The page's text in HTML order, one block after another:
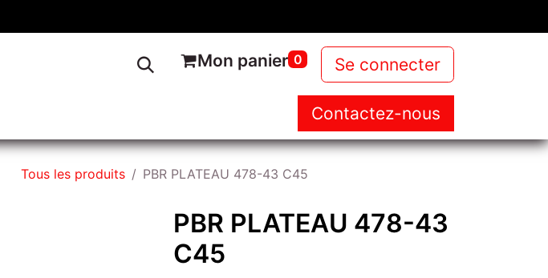
Mon panier 0 Se connecter
NOS PRODUITS NEWS
Contactez-nous
Tous les produits PBR PLATEAU 478-43 C45
PBR PLATEAU 478-43
C45